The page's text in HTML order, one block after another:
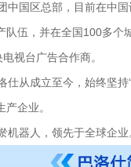
国区总部，目前在中
队伍，并在全国100多
视台广告合作商。
从成立至今，始终坚
企业。
器人，领先于全球企业